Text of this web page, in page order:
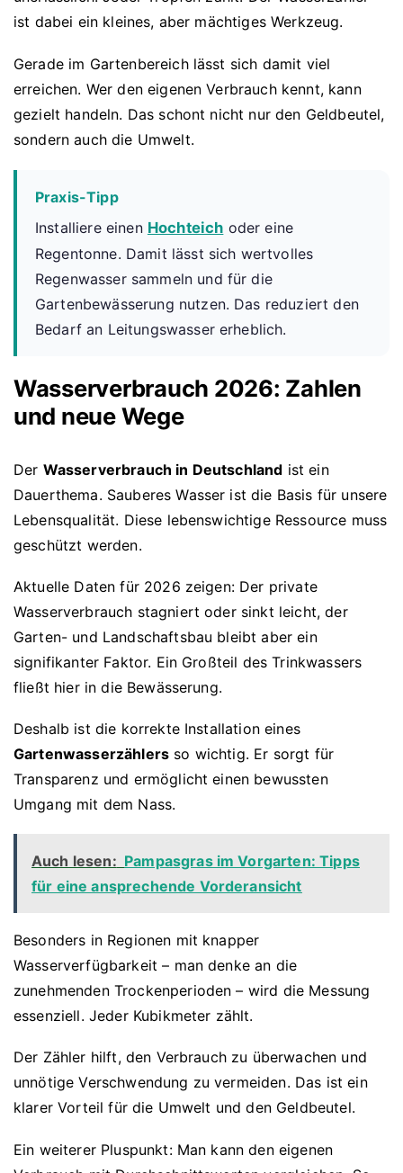
ist dabei ein kleines, aber mächtiges Werkzeug.
Gerade im Gartenbereich lässt sich damit viel
erreichen. Wer den eigenen Verbrauch kennt, kann
gezielt handeln. Das schont nicht nur den Geldbeutel,
sondern auch die Umwelt.
Praxis-Tipp
Installiere einen Hochteich oder eine
Regentonne. Damit lässt sich wertvolles
Regenwasser sammeln und für die
Gartenbewässerung nutzen. Das reduziert den
Bedarf an Leitungswasser erheblich.
Wasserverbrauch 2026: Zahlen
und neue Wege
Der Wasserverbrauch in Deutschland ist ein
Dauerthema. Sauberes Wasser ist die Basis für unsere
Lebensqualität. Diese lebenswichtige Ressource muss
geschützt werden.
Aktuelle Daten für 2026 zeigen: Der private
Wasserverbrauch stagniert oder sinkt leicht, der
Garten- und Landschaftsbau bleibt aber ein
signifikanter Faktor. Ein Großteil des Trinkwassers
fließt hier in die Bewässerung.
Deshalb ist die korrekte Installation eines
Gartenwasserzählers so wichtig. Er sorgt für
Transparenz und ermöglicht einen bewussten
Umgang mit dem Nass.
Auch lesen: Pampasgras im Vorgarten: Tipps
für eine ansprechende Vorderansicht
Besonders in Regionen mit knapper
Wasserverfügbarkeit – man denke an die
zunehmenden Trockenperioden – wird die Messung
essenziell. Jeder Kubikmeter zählt.
Der Zähler hilft, den Verbrauch zu überwachen und
unnötige Verschwendung zu vermeiden. Das ist ein
klarer Vorteil für die Umwelt und den Geldbeutel.
Ein weiterer Pluspunkt: Man kann den eigenen